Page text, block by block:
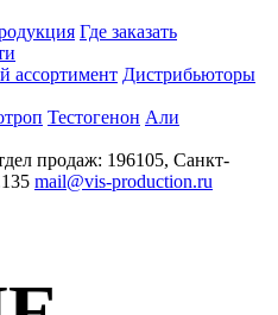
Где заказать
ассортимент Дистрибьюторы
Тестогенон Али
продаж: 196105, Санкт-
mail@vis-production.ru